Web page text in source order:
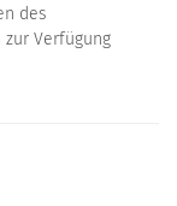
des
Verfügung